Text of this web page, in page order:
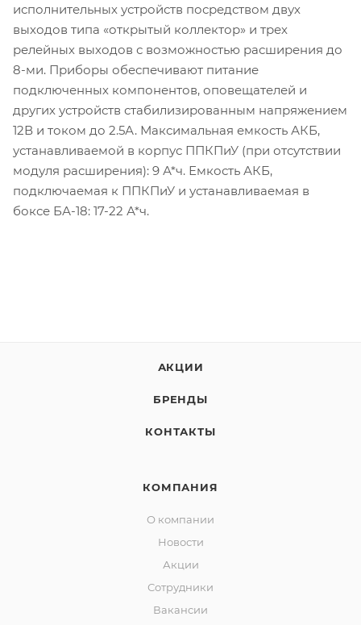
исполнительных устройств посредством двух
выходов типа «открытый коллектор» и трех
релейных выходов с возможностью расширения до
8-ми. Приборы обеспечивают питание
подключенных компонентов, оповещателей и
других устройств стабилизированным напряжением
12В и током до 2.5А. Максимальная емкость АКБ,
устанавливаемой в корпус ППКПиУ (при отсутствии
модуля расширения): 9 А*ч. Емкость АКБ,
подключаемая к ППКПиУ и устанавливаемая в
боксе БА-18: 17-22 А*ч.
АКЦИИ
БРЕНДЫ
КОНТАКТЫ
КОМПАНИЯ
О компании
Новости
Акции
Сотрудники
Вакансии